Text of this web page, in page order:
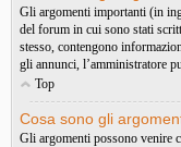
Gli argomenti importanti (in
del forum in cui sono stati
stesso, contengono
gli annunci, l’amministratore
Top
Cosa sono gli
Gli argomenti possono venire